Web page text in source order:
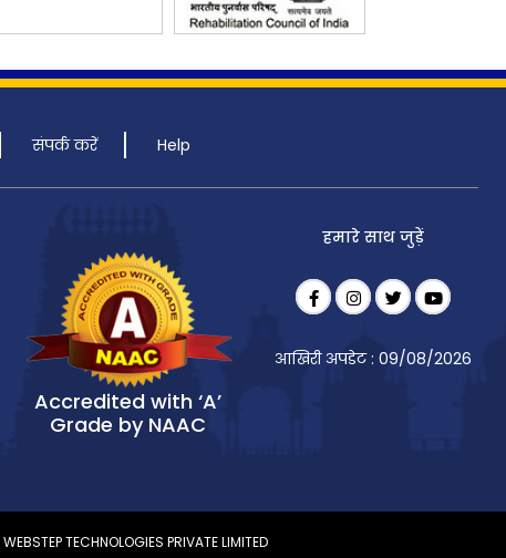
संपर्क करें Help
Accredited with ‘A’
Grade by NAAC
हमारे साथ जुड़ें
आखिरी अपडेट : 09/08/2026
WEBSTEP TECHNOLOGIES PRIVATE LIMITED